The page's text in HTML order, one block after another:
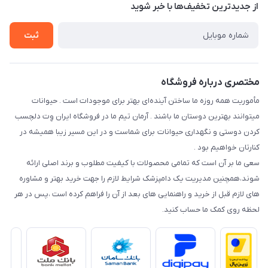
تماس با ما
سوالات متداول
شرایط ارسال رایگان
از جدید‌ترین تخفیف‌ها با‌ خبر شوید
ثبت
مختصری درباره فروشگاه
مأموریت همه روزه ما ساختن آینده‌ای بهتر برای موجودات است . حیوانات
میتوانند بهترین دوستان ما باشند . آرمان تیم ما در فروشگاه ایران وِت دلچسب
کردن دوستی و نگهداری حیوانات برای شماست و در این مسیر زیبا همیشه در
کنارتان خواهیم بود .
سعی ما بر آن است که تمامی محصولات با کیفیت مطلوب و برند اصلی ارائه
شوند،همچنین مدیریت یک دامپزشک شرایط لازم را جهت خرید بهتر و مشاوره
های لازم قبل از خرید و راهنمایی های بعد از آن را فراهم کرده است ،پس در هر
لحظه روی کمک ما حساب کنید.